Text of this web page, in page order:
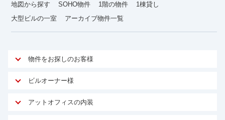
地図から探す
SOHO物件 1階の物件
1棟貸し
大型ビルの一室
アーカイブ物件一覧
物件をお探しのお客様
アットオフィスが選ばれる理由
ご契約者様インタビュー
ビルオーナー様
オーナー様向けサービス
アットオフィスの内装